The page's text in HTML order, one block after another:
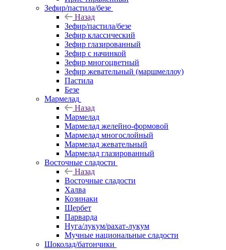
Зефир/пастила/безе
Назад
Зефир/пастила/безе
Зефир классический
Зефир глазированный
Зефир с начинкой
Зефир многоцветный
Зефир жевательный (маршмеллоу)
Пастила
Безе
Мармелад
Назад
Мармелад
Мармелад желейно-формовой
Мармелад многослойный
Мармелад жевательный
Мармелад глазированный
Восточные сладости
Назад
Восточные сладости
Халва
Козинаки
Щербет
Парварда
Нуга/лукум/рахат-лукум
Мучные национальные сладости
Шоколад/батончики